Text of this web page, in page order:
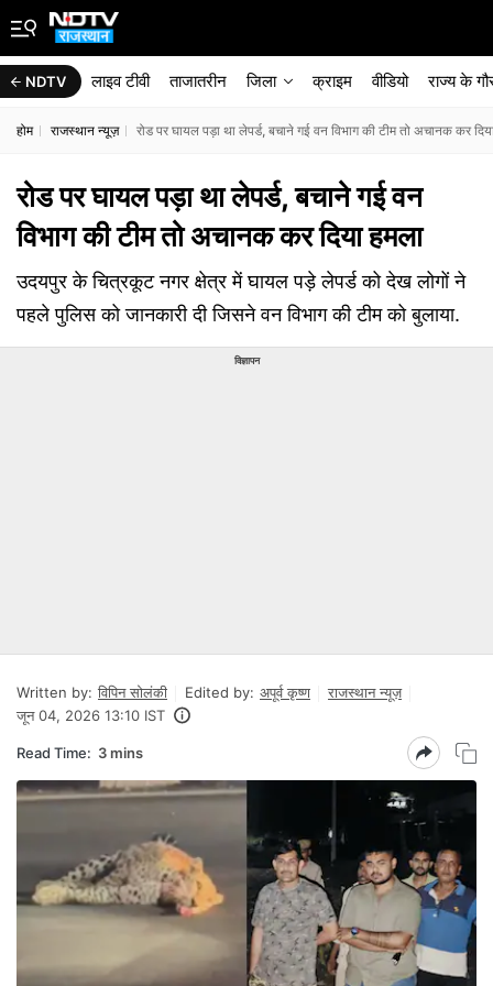
NDTV लाइव टीवी ताजातरीन जिला क्राइम वीडियो राज्‍य के
होम राजस्थान न्यूज़ रोड पर घायल पड़ा था लेपर्ड, बचाने गई वन विभाग की टीम तो अचानक कर
रोड पर घायल पड़ा था लेपर्ड, बचाने गई वन
विभाग की टीम तो अचानक कर दिया हमला
उदयपुर के चित्रकूट नगर क्षेत्र में घायल पड़े लेपर्ड को देख लोगों ने
पहले पुलिस को जानकारी दी जिसने वन विभाग की टीम को बुलाया.
विज्ञापन
Written by: विपिन सोलंकी Edited by: अपूर्व कृष्ण
राजस्थान न्यूज़
जून 04, 2026 13:10 IST
Read Time: 3 mins